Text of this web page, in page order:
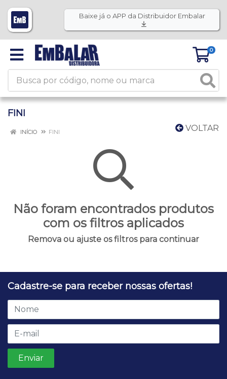
Baixe já o APP da Distribuidor Embalar
0
FINI
VOLTAR
INÍCIO FINI
Não foram encontrados produtos
com os filtros aplicados
Remova ou ajuste os filtros para continuar
Cadastre-se para receber nossas ofertas!